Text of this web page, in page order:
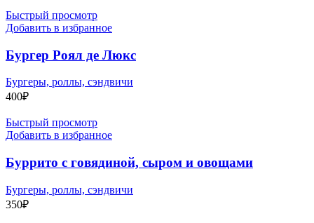
Быстрый просмотр
Добавить в избранное
Бургер Роял де Люкс
Бургеры, роллы, сэндвичи
400₽
Быстрый просмотр
Добавить в избранное
Буррито с говядиной, сыром и овощами
Бургеры, роллы, сэндвичи
350₽